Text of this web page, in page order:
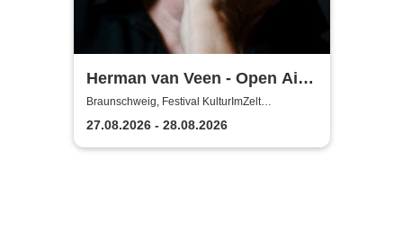
Herman van Veen - Open Air
2026
Braunschweig, Festival KulturImZelt
Braunschweig
27.08.2026 - 28.08.2026